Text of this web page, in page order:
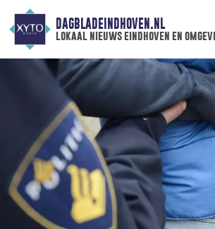
DAGBLADEINDHOVEN.NL
lokaal nieuws eindhoven en